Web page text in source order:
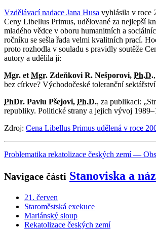
Vzdělávací nadace Jana Husa vyhlásila v roce
Ceny Libellus Primus, udělované za nejlepší
mladého vědce v oboru humanitních a
ročníku se sešla řada velmi kvalitních prací.
proto rozhodla v souladu s pravidly soutěže
autory a udělila ji:
Mgr. et Mgr. Zdeňkovi R. Nešporovi, Ph.D.
bez církve? Východočeské toleranční
PhDr. Pavlu Pšejovi, Ph.D., za publikaci:
republiky. Politické strany a jejich vývoj
Zdroj: Cena Libellus Primus udělená v roce
Problematika rekatolizace českých zemí —
Navigace části Stanoviska a
21. červen
Staroměstská exekuce
Mariánský sloup
Rekatolizace českých zemí